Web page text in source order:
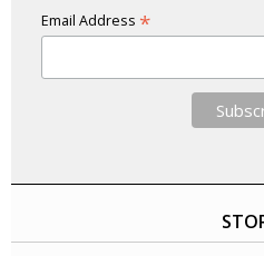
Email Address *